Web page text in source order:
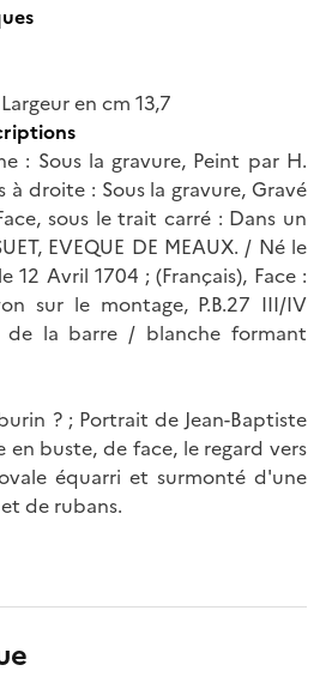
en cm 13,7
: Sous la gravure, Peint par H.
à droite : Sous la gravure, Gravé
sous le trait carré : Dans un
EVEQUE DE MEAUX. / Né le
12 Avril 1704 ; (Français), Face :
sur le montage, P.B.27 III/IV
la barre / blanche formant
? ; Portrait de Jean-Baptiste
en buste, de face, le regard vers
équarri et surmonté d'une
de rubans.